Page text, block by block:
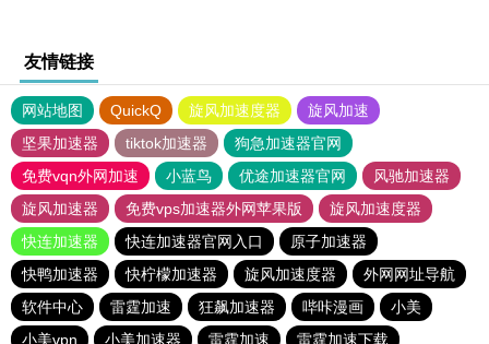
友情链接
网站地图 QuickQ 旋风加速度器
旋风加速
坚果加速器
tiktok加速器
狗急加速器官网
免费vqn外网加速
小蓝鸟 优途加速器官网
风驰加速器
旋风加速器
免费vps加速器外网苹果版
旋风加速度器
快连加速器
快连加速器官网入口
原子加速器
快鸭加速器
快柠檬加速器 旋风加速度器
外网网址导航
软件中心
雷霆加速 狂飙加速器 哔咔漫画
小美
小美vpn
小美加速器 雷霆加速 雷霆加速下载